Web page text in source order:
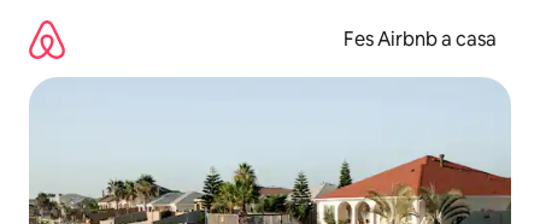
Fes Airbnb a casa